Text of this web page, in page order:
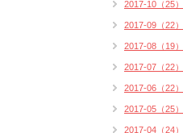
2017-10（25）
2017-09（22）
2017-08（19）
2017-07（22）
2017-06（22）
2017-05（25）
2017-04（24）